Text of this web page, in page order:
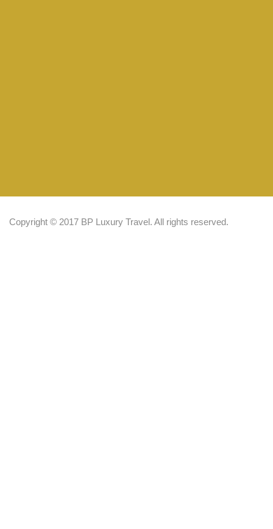
Copyright © 2017 BP Luxury Travel. All rights reserved.